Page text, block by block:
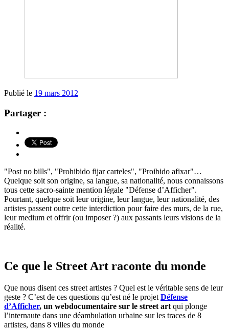
Publié le 19 mars 2012
Partager :
"Post no bills", "Prohibido fijar carteles", "Proibido afixar"…
Quelque soit son origine, sa langue, sa nationalité, nous connaissons
tous cette sacro-sainte mention légale "Défense d’Afficher".
Pourtant, quelque soit leur origine, leur langue, leur nationalité, des
artistes passent outre cette interdiction pour faire des murs, de la rue,
leur medium et offrir (ou imposer ?) aux passants leurs visions de la
réalité.
Ce que le Street Art raconte du monde
Que nous disent ces street artistes ? Quel est le véritable sens de leur
geste ? C’est de ces questions qu’est né le projet Défense
d’Afficher, un webdocumentaire sur le street art qui plonge
l’internaute dans une déambulation urbaine sur les traces de 8
artistes, dans 8 villes du monde